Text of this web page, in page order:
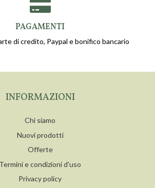
PAGAMENTI
di credito, Paypal e bonifico bancario
INFORMAZIONI
Chi siamo
Nuovi prodotti
Offerte
Termini e condizioni d'uso
Privacy policy